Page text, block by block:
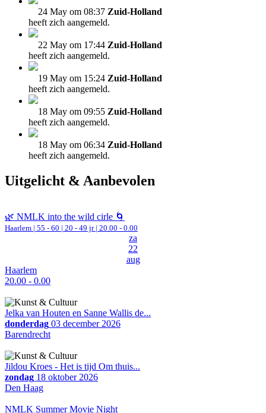
24 May om 08:37 Zuid-Holland
heeft zich aangemeld.
22 May om 17:44 Zuid-Holland
heeft zich aangemeld.
19 May om 15:24 Zuid-Holland
heeft zich aangemeld.
18 May om 09:55 Zuid-Holland
heeft zich aangemeld.
18 May om 06:34 Zuid-Holland
heeft zich aangemeld.
Uitgelicht & Aanbevolen
🌿 NMLK into the wild cirle 🌀
Haarlem | 55 - 60 | 20 - 49 jr | 20.00 - 0.00
za
22
aug
Haarlem
20.00 - 0.00
Jelka van Houten en Sanne Wallis de...
donderdag 03 december 2026
Barendrecht
Jildou Kroes - Het is tijd Om thuis...
zondag 18 oktober 2026
Den Haag
NMLK Summer Movie Night